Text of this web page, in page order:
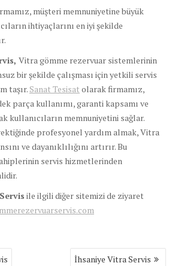
müşteri memnuniyetine büyük
ihtiyaçlarını en iyi şekilde
Vitra gömme rezervuar sistemlerinin
bir şekilde çalışması için yetkili servis
taşır. Sanat Tesisat olarak firmamız,
parça kullanımı, garanti kapsamı ve
kullanıcıların memnuniyetini sağlar.
profesyonel yardım almak, Vitra
ve dayanıklılığını artırır. Bu
servis hizmetlerinden
ile ilgili diğer sitemizi de ziyaret
İhsaniye Vitra Servis